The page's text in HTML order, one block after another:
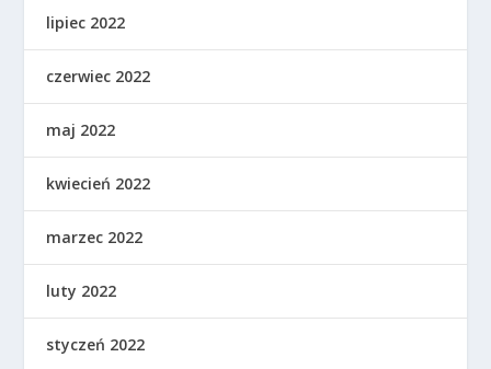
lipiec 2022
czerwiec 2022
maj 2022
kwiecień 2022
marzec 2022
luty 2022
styczeń 2022